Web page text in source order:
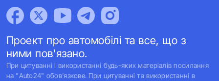
Проект про автомобілі та все, що з
ними пов'язано.
При цитуванні і використанні будь-яких матеріалів посилання
на "Auto24" обов'язкове. При цитуванні та використанні в